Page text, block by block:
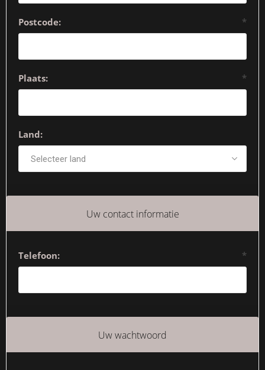
Postcode: *
Plaats: *
Land:
Uw contact informatie
Telefoon: *
Uw wachtwoord